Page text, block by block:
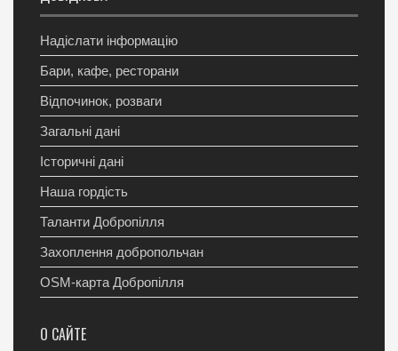
Надіслати інформацію
Бари, кафе, ресторани
Відпочинок, розваги
Загальні дані
Історичні дані
Наша гордість
Таланти Добропілля
Захоплення добропольчан
OSM-карта Добропілля
О САЙТЕ